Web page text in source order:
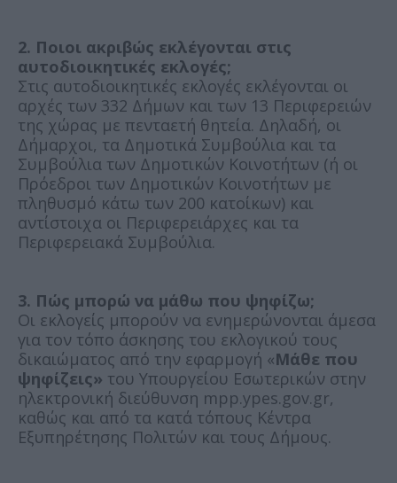
2. Ποιοι ακριβώς εκλέγονται στις
αυτοδιοικητικές εκλογές;
Στις αυτοδιοικητικές εκλογές εκλέγονται οι
αρχές των 332 Δήμων και των 13 Περιφερειών
της χώρας με πενταετή θητεία. Δηλαδή, οι
Δήμαρχοι, τα Δημοτικά Συμβούλια και τα
Συμβούλια των Δημοτικών Κοινοτήτων (ή οι
Πρόεδροι των Δημοτικών Κοινοτήτων με
πληθυσμό κάτω των 200 κατοίκων) και
αντίστοιχα οι Περιφερειάρχες και τα
Περιφερειακά Συμβούλια.
3. Πώς μπορώ να μάθω που ψηφίζω;
Οι εκλογείς μπορούν να ενημερώνονται άμεσα
για τον τόπο άσκησης του εκλογικού τους
δικαιώματος από την εφαρμογή «Μάθε που
ψηφίζεις» του Υπουργείου Εσωτερικών στην
ηλεκτρονική διεύθυνση mpp.ypes.gov.gr,
καθώς και από τα κατά τόπους Κέντρα
Εξυπηρέτησης Πολιτών και τους Δήμους.